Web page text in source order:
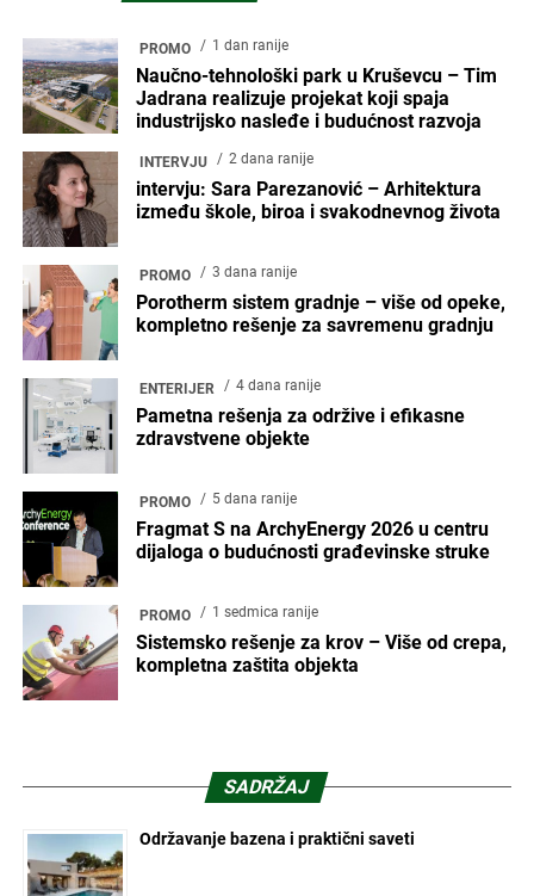
PROMO 1 dan ranije
Naučno-tehnološki park u Kruševcu – Tim
Jadrana realizuje projekat koji spaja
industrijsko nasleđe i budućnost razvoja
INTERVJU 2 dana ranije
intervju: Sara Parezanović – Arhitektura
između škole, biroa i svakodnevnog života
PROMO 3 dana ranije
Porotherm sistem gradnje – više od opeke,
kompletno rešenje za savremenu gradnju
ENTERIJER 4 dana ranije
Pametna rešenja za održive i efikasne
zdravstvene objekte
PROMO 5 dana ranije
Fragmat S na ArchyEnergy 2026 u centru
dijaloga o budućnosti građevinske struke
PROMO 1 sedmica ranije
Sistemsko rešenje za krov – Više od crepa,
kompletna zaštita objekta
SADRŽAJ
Održavanje bazena i praktični saveti